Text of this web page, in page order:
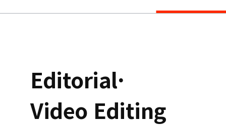
Editorial·
Video Editing